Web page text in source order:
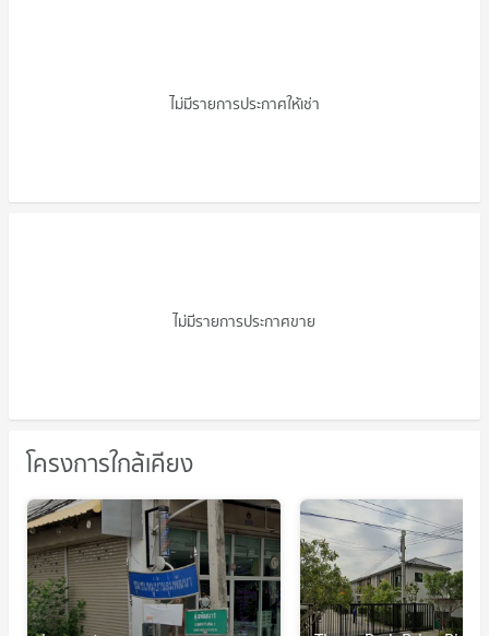
ไม่มีรายการประกาศให้เช่า
ไม่มีรายการประกาศขาย
โครงการใกล้เคียง